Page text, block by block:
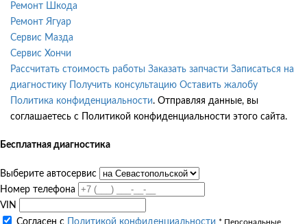
Ремонт Шкода
Ремонт Ягуар
Сервис Мазда
Сервис Хончи
Рассчитать стоимость работы Заказать запчасти Записаться на
диагностику
Получить консультацию Оставить жалобу
Политика конфиденциальности. Отправляя данные, вы
соглашаетесь с Политикой конфиденциальности этого сайта.
Бесплатная диагностика
Выберите автосервис
Номер телефона
VIN
Согласен с
Политикой конфиденциальности * Персональные